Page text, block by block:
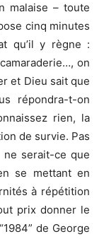
malaise – toute
cinq minutes
qu’il y règne :
on
et Dieu sait que
répondra-t-on
rien, la
de survie. Pas
ne serait-ce que
se mettant en
à répétition
prix donner le
de George